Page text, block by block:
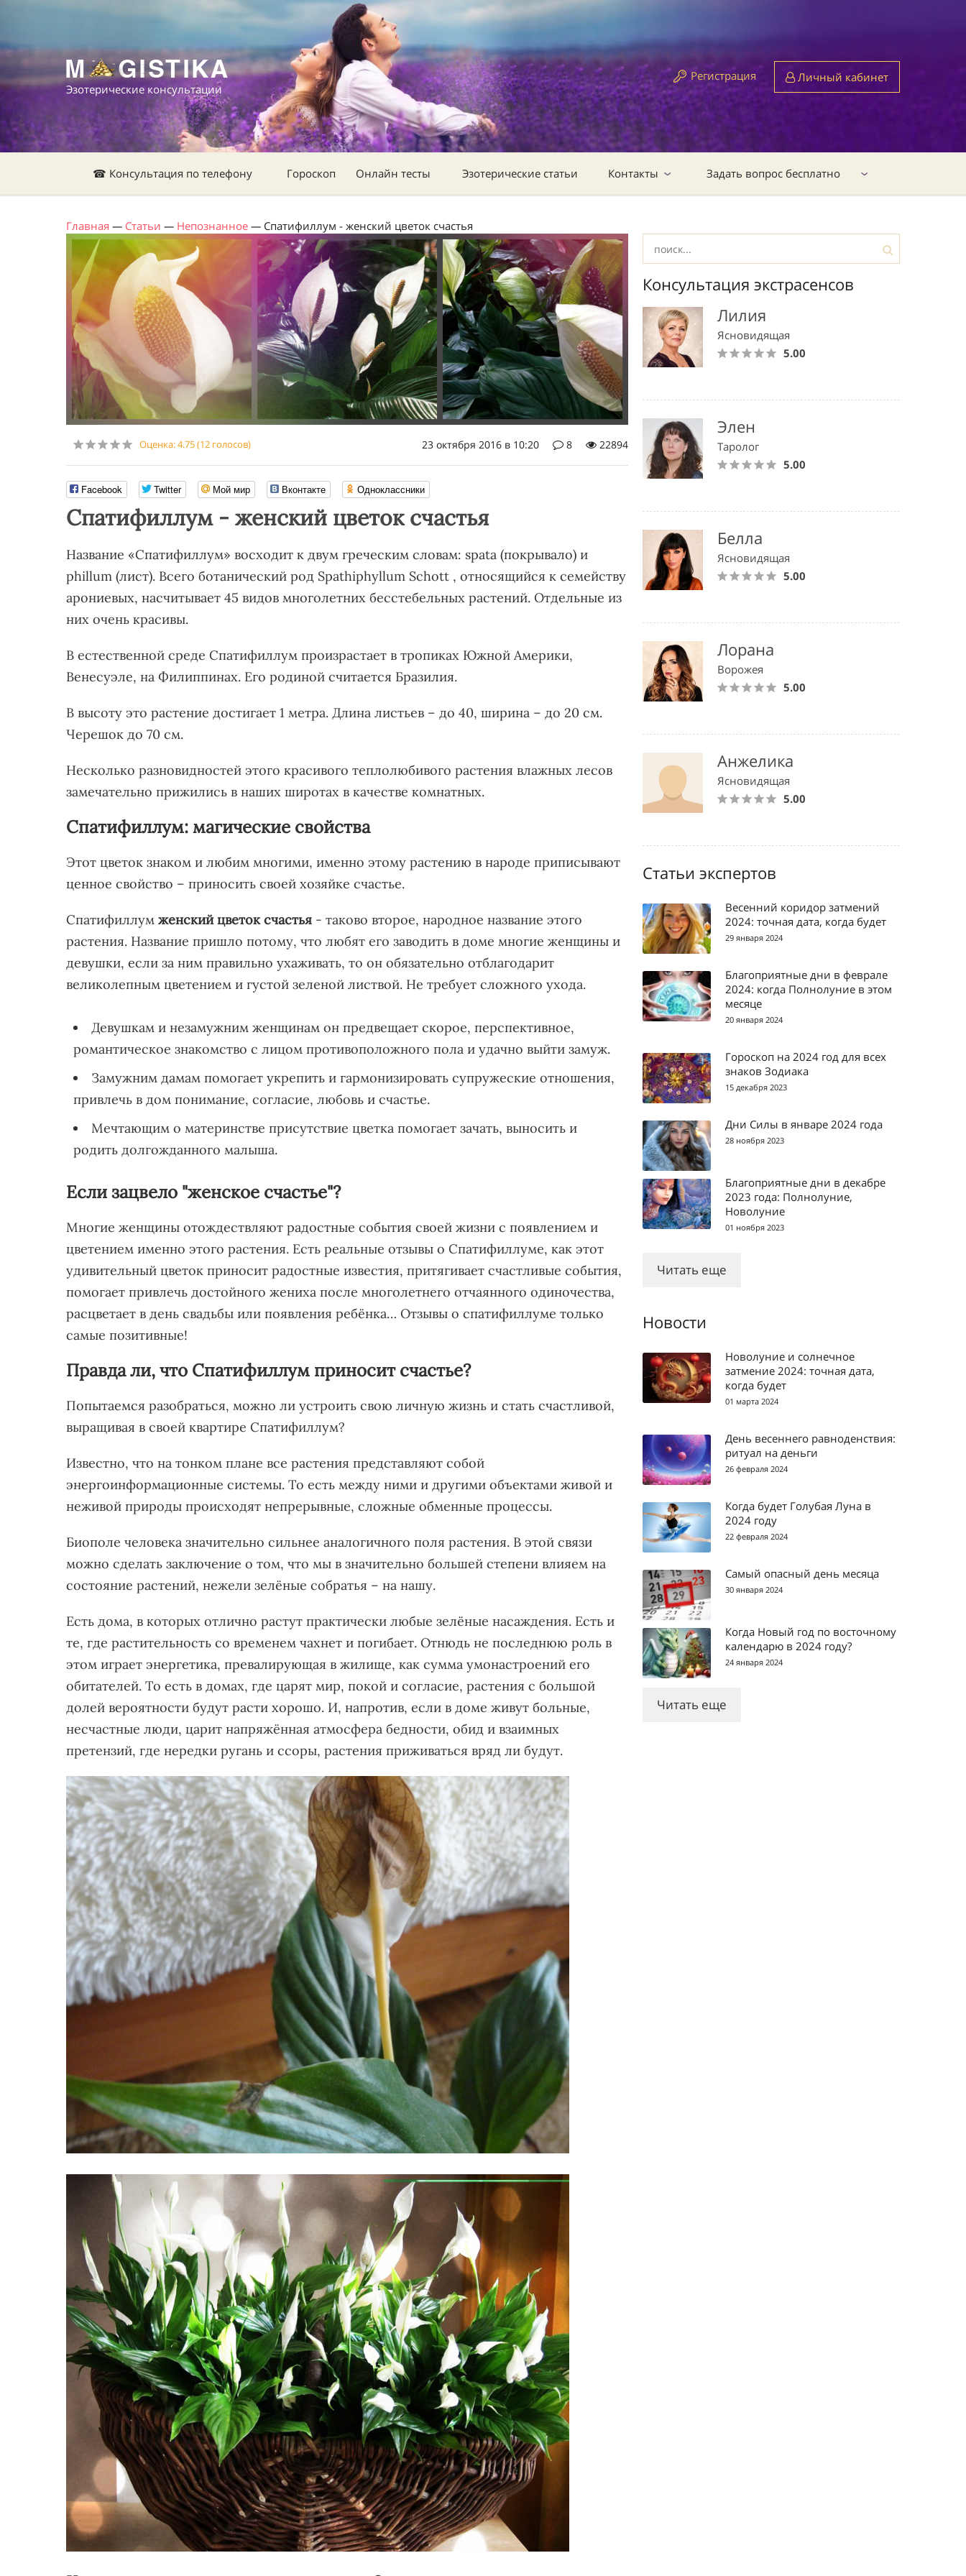
Эзотерические консультации
Регистрация Личный кабинет
☎ Консультация по телефону Гороскоп Онлайн тесты Эзотерические статьи Контакты Задать вопрос бесплатно
Главная — Статьи — Непознанное — Спатифиллум - женский цветок счастья
Оценка:4.75(12 голосов) 23 октября 2016 в 10:20 8 22894
Facebook Twitter Мой мир Вконтакте Одноклассники
Спатифиллум - женский цветок счастья
Название «Спатифиллум» восходит к двум греческим словам: spata (покрывало) и
phillum (лист). Всего ботанический род Spathiphyllum Schott , относящийся к семейству
арониевых, насчитывает 45 видов многолетних бесстебельных растений. Отдельные из
них очень красивы.
В естественной среде Спатифиллум произрастает в тропиках Южной Америки,
Венесуэле, на Филиппинах. Его родиной считается Бразилия.
В высоту это растение достигает 1 метра. Длина листьев – до 40, ширина – до 20 см.
Черешок до 70 см.
Несколько разновидностей этого красивого теплолюбивого растения влажных лесов
замечательно прижились в наших широтах в качестве комнатных.
Спатифиллум: магические свойства
Этот цветок знаком и любим многими, именно этому растению в народе приписывают
ценное свойство – приносить своей хозяйке счастье.
Спатифиллум женский цветок счастья - таково второе, народное название этого
растения. Название пришло потому, что любят его заводить в доме многие женщины и
девушки, если за ним правильно ухаживать, то он обязательно отблагодарит
великолепным цветением и густой зеленой листвой. Не требует сложного ухода.
Девушкам и незамужним женщинам он предвещает скорое, перспективное,
романтическое знакомство с лицом противоположного пола и удачно выйти замуж.
Замужним дамам помогает укрепить и гармонизировать супружеские отношения,
привлечь в дом понимание, согласие, любовь и счастье.
Мечтающим о материнстве присутствие цветка помогает зачать, выносить и
родить долгожданного малыша.
Если зацвело "женское счастье"?
Многие женщины отождествляют радостные события своей жизни с появлением и
цветением именно этого растения. Есть реальные отзывы о Спатифиллуме, как этот
удивительный цветок приносит радостные известия, притягивает счастливые события,
помогает привлечь достойного жениха после многолетнего отчаянного одиночества,
расцветает в день свадьбы или появления ребёнка… Отзывы о спатифиллуме только
самые позитивные!
Правда ли, что Спатифиллум приносит счастье?
Попытаемся разобраться, можно ли устроить свою личную жизнь и стать счастливой,
выращивая в своей квартире Спатифиллум?
Известно, что на тонком плане все растения представляют собой
энергоинформационные системы. То есть между ними и другими объектами живой и
неживой природы происходят непрерывные, сложные обменные процессы.
Биополе человека значительно сильнее аналогичного поля растения. В этой связи
можно сделать заключение о том, что мы в значительно большей степени влияем на
состояние растений, нежели зелёные собратья – на нашу.
Есть дома, в которых отлично растут практически любые зелёные насаждения. Есть и
те, где растительность со временем чахнет и погибает. Отнюдь не последнюю роль в
этом играет энергетика, превалирующая в жилище, как сумма умонастроений его
обитателей. То есть в домах, где царят мир, покой и согласие, растения с большой
долей вероятности будут расти хорошо. И, напротив, если в доме живут больные,
несчастные люди, царит напряжённая атмосфера бедности, обид и взаимных
претензий, где нередки ругань и ссоры, растения приживаться вряд ли будут.
Консультация экстрасенсов
Лилия
Ясновидящая
5.00
Элен
Таролог
5.00
Белла
Ясновидящая
5.00
Лорана
Ворожея
5.00
Анжелика
Ясновидящая
5.00
Статьи экспертов
Весенний коридор затмений
2024: точная дата, когда будет
29 января 2024
Благоприятные дни в феврале
2024: когда Полнолуние в этом
месяце
20 января 2024
Гороскоп на 2024 год для всех
знаков Зодиака
15 декабря 2023
Дни Силы в январе 2024 года
28 ноября 2023
Благоприятные дни в декабре
2023 года: Полнолуние,
Новолуние
01 ноября 2023
Читать еще
Новости
Новолуние и солнечное
затмение 2024: точная дата,
когда будет
01 марта 2024
День весеннего равноденствия:
ритуал на деньги
26 февраля 2024
Когда будет Голубая Луна в
2024 году
22 февраля 2024
Самый опасный день месяца
30 января 2024
Когда Новый год по восточному
календарю в 2024 году?
24 января 2024
Читать еще